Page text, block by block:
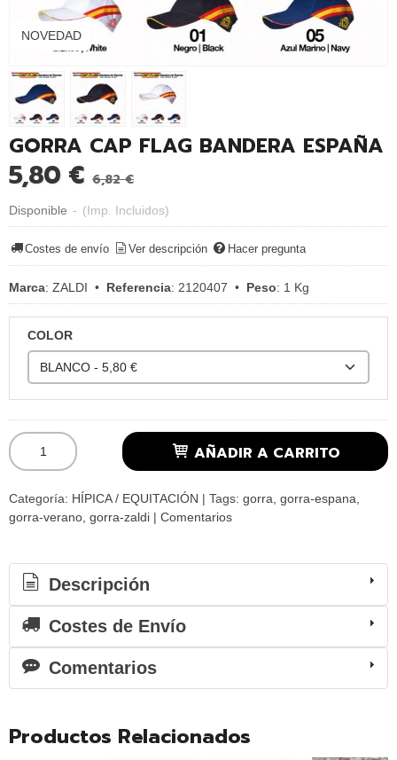
NOVEDAD
GORRA CAP FLAG BANDERA ESPAÑA
5,80 € 6,82 €
Disponible - (Imp. Incluidos)
Costes de envío Ver descripción Hacer pregunta
Marca: ZALDI • Referencia: 2120407 • Peso: 1 Kg
COLOR
AÑADIR A CARRITO
Categoría: HÍPICA / EQUITACIÓN | Tags: gorra gorra-espana
gorra-verano gorra-zaldi | Comentarios
Descripción
Costes de Envío
Comentarios
Productos Relacionados